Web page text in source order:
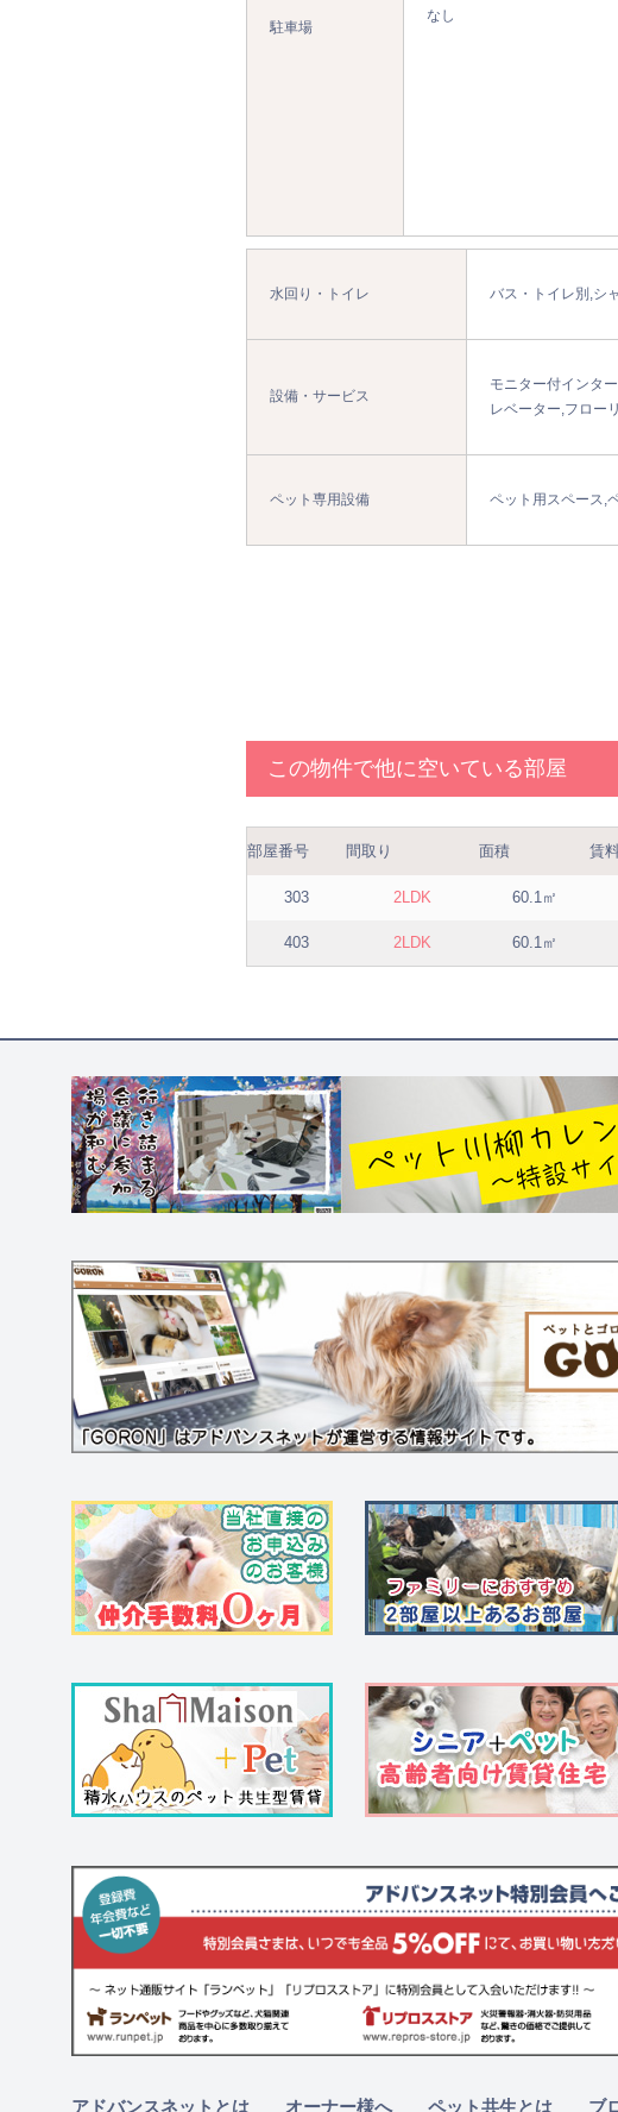
駐車場
なし
水回り・トイレ バス・トイレ別,シ
設備・サービス
モニター付インタ
レベーター,フロー
ペット専用設備 ペット用スペース,
この物件で他に空いている部屋
部屋番号 間取り 面積 賃
303 2LDK 60.1㎡
403 2LDK 60.1㎡
アドバンスネットとは オーナー様へ ペット共生とは ブ